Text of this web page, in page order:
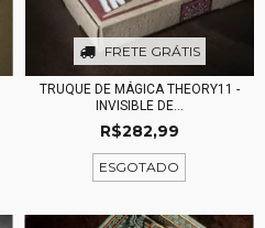
FRETE GRÁTIS
TRUQUE DE MÁGICA THEORY11 -
INVISIBLE DE...
R$282,99
ESGOTADO